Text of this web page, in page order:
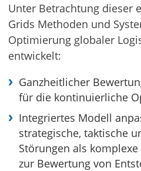
Unter Betrachtung dieser
Grids Methoden und
Optimierung globaler
entwickelt:
Ganzheitlicher
für die kontinuierliche
Integriertes Modell
strategische, taktische
Störungen als
zur Bewertung von